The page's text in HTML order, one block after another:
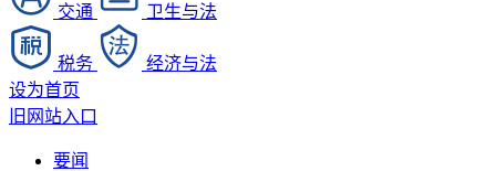
交通 卫生与法
税务
经济与法
设为首页
旧网站入口
要闻